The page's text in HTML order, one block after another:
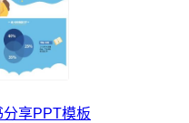
享PPT模板